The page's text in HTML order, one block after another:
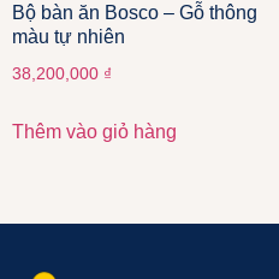
Bộ bàn ăn Bosco – Gỗ thông
màu tự nhiên
38,200,000 ₫
Thêm vào giỏ hàng